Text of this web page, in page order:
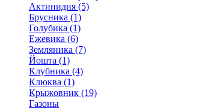
Актинидия (5)
Брусника (1)
Голубика (1)
Ежевика (6)
Земляника (7)
Йошта (1)
Клубника (4)
Клюква (1)
Крыжовник (19)
Газоны